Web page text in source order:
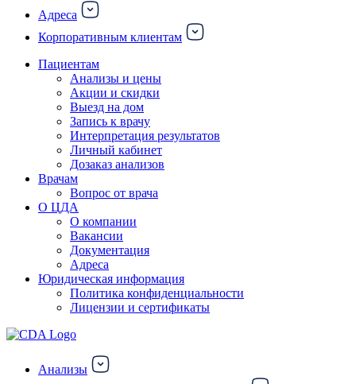
Адреса
Корпоративным клиентам
Пациентам
Анализы и цены
Акции и скидки
Выезд на дом
Запись к врачу
Интерпретация результатов
Личный кабинет
Дозаказ анализов
Врачам
Вопрос от врача
О ЦДА
О компании
Вакансии
Документация
Адреса
Юридическая информация
Политика конфиденциальности
Лицензии и сертификаты
Анализы